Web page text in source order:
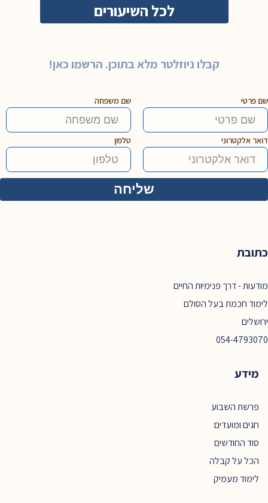
לכל השיעורים
קבלו ניוזלטר מלא בתוכן. הרשמו כאן!
שם פרטי שם משפחה
דואר אלקטרוני טלפון
כתובת
מודעות - דרך פנימיות החיים
לימוד חכמת בעל הסולם
ירושלים
054-4793070
מידע
פרשת השבוע
חגים ומועדים
סוד החודשים
הכל על קבלה
לימוד מעמיק